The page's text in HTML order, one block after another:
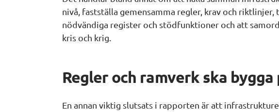
nivå, fastställa gemensamma regler, krav och riktlinjer,
nödvändiga register och stödfunktioner och att
kris och krig.
Regler och ramverk ska bygga
En annan viktig slutsats i rapporten är att